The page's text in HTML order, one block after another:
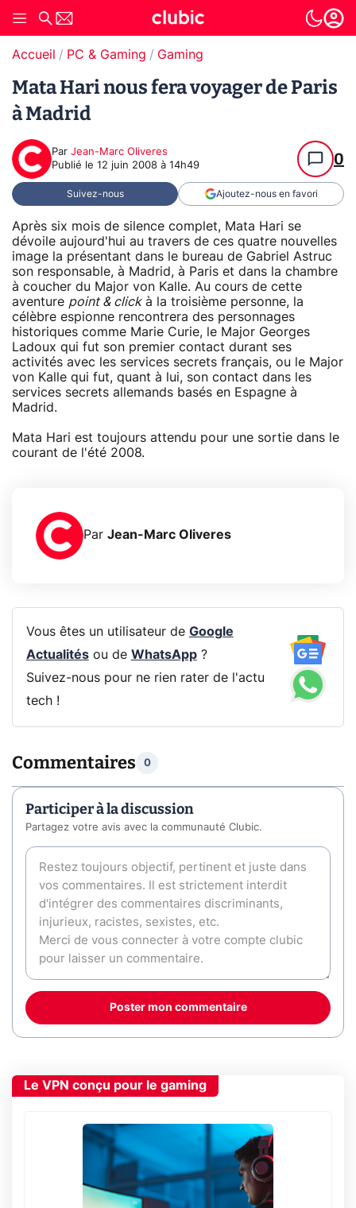
Accueil PC & Gaming Gaming
Mata Hari nous fera voyager de Paris
à Madrid
Par Jean-Marc Oliveres
Publié le 12 juin 2008 à 14h49 0
Suivez-nous Ajoutez-nous en favori
Après six mois de silence complet, Mata Hari se
dévoile aujourd'hui au travers de ces quatre nouvelles
image la présentant dans le bureau de Gabriel Astruc
son responsable, à Madrid, à Paris et dans la chambre
à coucher du Major von Kalle. Au cours de cette
aventure point & clickà la troisième personne, la
célèbre espionne rencontrera des personnages
historiques comme Marie Curie, le Major Georges
Ladoux qui fut son premier contact durant ses
activités avec les services secrets français, ou le Major
von Kalle qui fut, quant à lui, son contact dans les
services secrets allemands basés en Espagne à
Madrid.
Mata Hari est toujours attendu pour une sortie dans le
courant de l'été 2008.
Par Jean-Marc Oliveres
Vous êtes un utilisateur de Google
Actualitésou de WhatsApp?
Suivez-nous pour ne rien rater de l'actu
tech !
Commentaires 0
Participer à la discussion
Partagez votre avis avec la communauté Clubic.
Poster mon commentaire
Le VPN conçu pour le gaming